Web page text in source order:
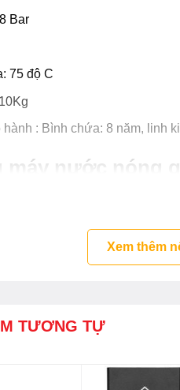
Bar
75 độ C
: Bình chứa: 8 năm, linh
máy nước nóng
siêu bền bảo hành 8 năm
lớn
Xem thêm
TƯƠNG TỰ